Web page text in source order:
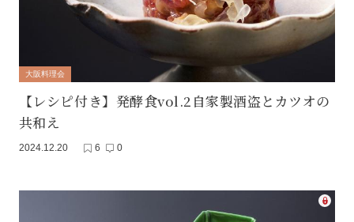
大阪料理会
【レシピ付き】発酵食vol.2自家製酒盗とカツオの
共和え
2024.12.20 6 0